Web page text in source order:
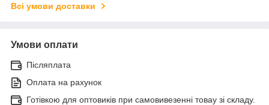
Всі умови доставки
Умови оплати
Післяплата
Оплата на рахунок
Готівкою для оптовиків при самовивезенні товау зі складу.